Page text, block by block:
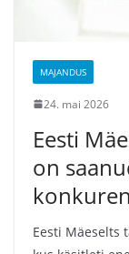
MAJANDUS
24. mai 2026
Eesti
on
Eesti Mäeselts